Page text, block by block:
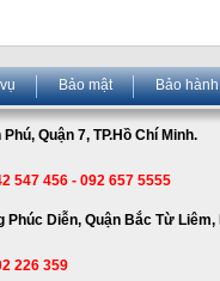
Bảo mật Bảo hành
Quận 7, TP.Hồ Chí Minh.
547 456 - 092 657 5555
Diễn, Quận Bắc Từ Liêm,
226 359